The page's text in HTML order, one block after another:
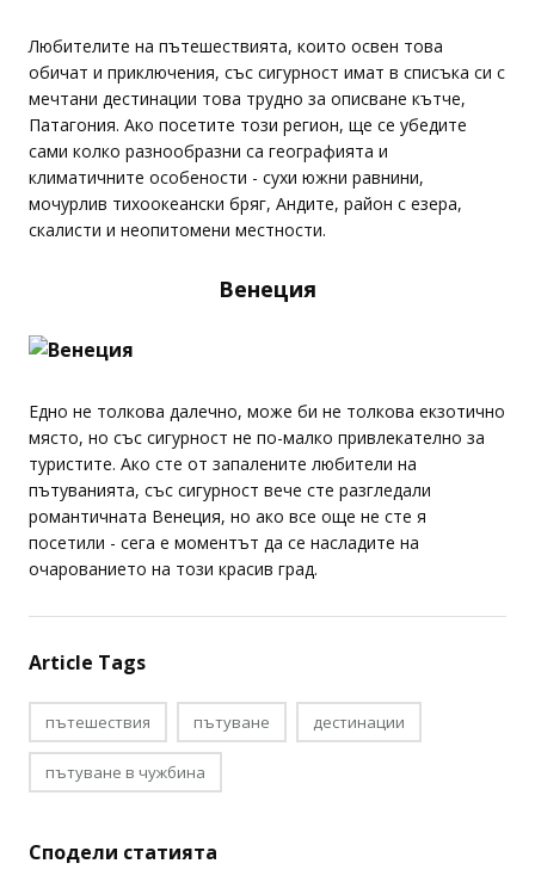
Любителите на пътешествията, които освен това
обичат и приключения, със сигурност имат в списъка си с
мечтани дестинации това трудно за описване кътче,
Патагония. Ако посетите този регион, ще се убедите
сами колко разнообразни са географията и
климатичните особености - сухи южни равнини,
мочурлив тихоокеански бряг, Андите, район с езера,
скалисти и неопитомени местности.
Венеция
Едно не толкова далечно, може би не толкова екзотично
място, но със сигурност не по-малко привлекателно за
туристите. Ако сте от запалените любители на
пътуванията, със сигурност вече сте разгледали
романтичната Венеция, но ако все още не сте я
посетили - сега е моментът да се насладите на
очарованието на този красив град.
Article Tags
пътешествия пътуване дестинации
пътуване в чужбина
Сподели статията